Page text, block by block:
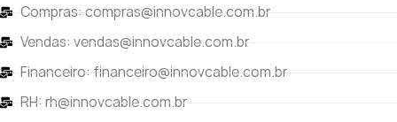
Compras: compras@innovcable.com.br
Vendas: vendas@innovcable.com.br
Financeiro: financeiro@innovcable.com.br
RH: rh@innovcable.com.br